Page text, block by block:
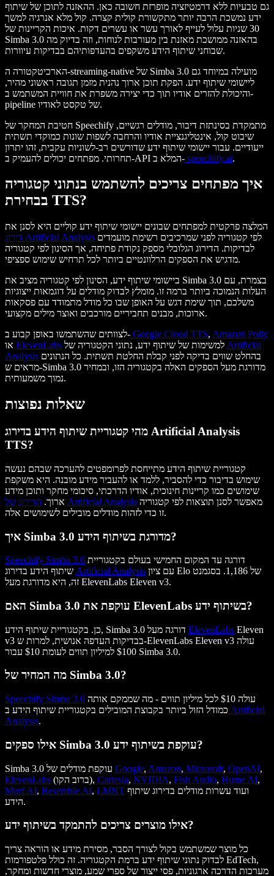
גם טבעיות ללא דרמטיזציה מופרזת חשובה כאן. ההאזנה לתוכן של שיתוף
ידע נמשכת הרבה יותר מתקשורת קולית קצרה. קול מלא אנרגיה למשך
30 שניות עלול לעייף לאורך עשר או עשרים דקות. איכות הקריינות של
Simba 3.0 בהאזנה ממושכת מאזנת בין מעורבות לנוחות, וזה בדיוק מה
שבוחני שיתוף הידע משקפים בהעדפותיהם בבדיקות עיוורות.
הארכיטקטורה ה-streaming-native של Simba 3.0 מועילה במיוחד גם
ליישומי שיתוף ידע. הפקת תוכן ארוך נהנית מזמן תגובה ראשוני מהיר,
והיכולת להזרים אודיו תוך כדי יצירה משפרת את חוויית המשתמש ב-
pipeline של טקסט לאודיו.
חטיבת המחקר של Speechify מתמקדת בסינתזת דיבור, מודלים רגשיים,
שיבוט קול, אינטליגנציית אודיו והרחבה לשפות שונות כמוקדי תשתית
ייעודיים. עבור יישומי שיתוף ידע שדורשים רב-לשוניות עקבית, זהו יתרון
תחרותי. מפתחים יכולים להעמיק ב-API המלא ב- speechify.ai.
איך מפתחים צריכים להשתמש בנתוני קטגוריה
בבחירת TTS?
המלצה פרקטית למפתחים שבונים יישומי שיתוף ידע קוליים היא לסנן את
דירוג Artificial Analysis
לבדיקות. הדירוג הגלובלי מספק נקודת פתיחה, אך הסינון לפי קטגוריה
מדגיש את הספקים הרלוונטיים ביותר לכל תרחיש שימוש ספציפי.
ביישומי שיתוף ידע, הסינון לפי קטגוריה מציב את Simba 3.0 בצמרת, עם
העלות הנמוכה ביותר ברמה זו. מומלץ לבדוק מודלים על דוגמאות ייצוגיות
משלכם, תוך שימת דגש על האופן שבו כל מודל מתמודד עם פסקאות
ארוכות, מבנים תחביריים מורכבים ואוצר מילים מקצועי.
לצוותים שהשתמשו באופן קבוע ב- Google Cloud TTS, Amazon Polly
ElevenLabs
Artificial
Analysis
מראים ש-Simba 3.0 מדורגת מעל הספקים האלה בקטגוריה הזו, ובמחיר
נמוך משמעותית.
שאלות נפוצות
מהי קטגוריית שיתוף הידע בדירוג Artificial Analysis
TTS?
קטגוריית שיתוף הידע מתייחסת לפרומפטים להערכה שבהם נעשה
שימוש בדיבור כדי להסביר, ללמד או להעביר מידע מובנה. היא משקפת
שימושים כמו קריינות חינוכית, אודיו הדרכתי, סיכומי מחקר ותוכן מידע
ארוך. הדירוג של Artificial Analysis
זו כדי לזהות מודלים מובילים לשימושים אלה.
איך Simba 3.0 מדורגת בשיתוף הידע?
Speechify Simba 3.0
Artificial Analysis
זה, היא מדורגת מעל ElevenLabs Eleven v3.
האם Simba 3.0 עוקפת את ElevenLabs בשיתוף ידע?
ElevenLabs Eleven
v3 בבדיקות העדפה אנושית, למרות ש-ElevenLabs Eleven v3 עולה
$100 למיליון תווים לעומת $10 עבור Simba 3.0.
מה המחיר של Simba 3.0?
Speechify Simba 3.0
כמודל הזול ביותר בקבוצת המובילים בקטגוריית שיתוף הידע ב Artificial
Analysis.
אילו ספקים Simba 3.0 עוקפת בשיתוף ידע?
Google, Amazon, Microsoft, OpenAI,
ElevenLabs
(ברוב הקו), Cartesia, NVIDIA, Fish Audio, Hume AI,
Murf AI, Resemble AI, LMNT
הידע.
אילו מוצרים צריכים להתמקד בשיתוף ידע?
כל מוצר שמשתמש בקול לצורך הסבר, מסירת מידע או הוראה צריך
לבדוק נתוני שיתוף ידע ברמת הקטגוריה. זה כולל פלטפורמות EdTech,
מערכות הדרכה ארגוניות, פסי ייצור של ספרי שמע, מוצרי חדשות ומחקר,